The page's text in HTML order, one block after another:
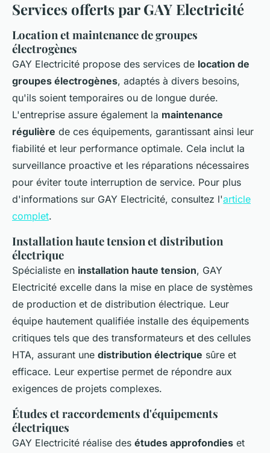
Services offerts par GAY Electricité
Location et maintenance de groupes
électrogènes
GAY Electricité propose des services de location de
groupes électrogènes, adaptés à divers besoins,
qu'ils soient temporaires ou de longue durée.
L'entreprise assure également la maintenance
régulière de ces équipements, garantissant ainsi leur
fiabilité et leur performance optimale. Cela inclut la
surveillance proactive et les réparations nécessaires
pour éviter toute interruption de service. Pour plus
d'informations sur GAY Electricité, consultez l'article
complet.
Installation haute tension et distribution
électrique
Spécialiste en installation haute tension, GAY
Electricité excelle dans la mise en place de systèmes
de production et de distribution électrique. Leur
équipe hautement qualifiée installe des équipements
critiques tels que des transformateurs et des cellules
HTA, assurant une distribution électrique sûre et
efficace. Leur expertise permet de répondre aux
exigences de projets complexes.
Études et raccordements d'équipements
électriques
GAY Electricité réalise des études approfondies et